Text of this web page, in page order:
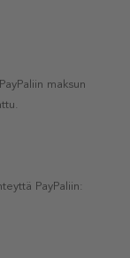
maksun
PayPaliin: